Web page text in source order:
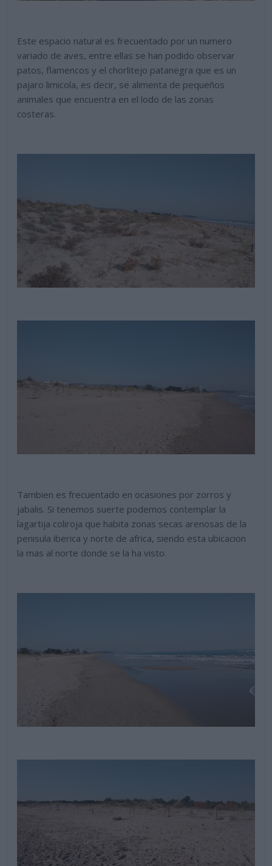
Este espacio natural es frecuentado por un numero
variado de aves, entre ellas se han podido observar
patos, flamencos y el chorlitejo patanegra que es un
pajaro limicola, es decir, se alimenta de pequeños
animales que encuentra en el lodo de las zonas
costeras.
Tambien es frecuentado en ocasiones por zorros y
jabalis. Si tenemos suerte podemos contemplar la
lagartija coliroja que habita zonas secas arenosas de la
penisula iberica y norte de africa, siendo esta ubicacion
la mas al norte donde se la ha visto.